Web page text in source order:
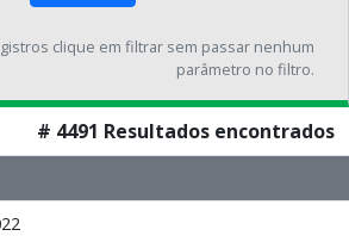
clique em filtrar sem passar nenhum
parâmetro no filtro.
# 4491 Resultados encontrados